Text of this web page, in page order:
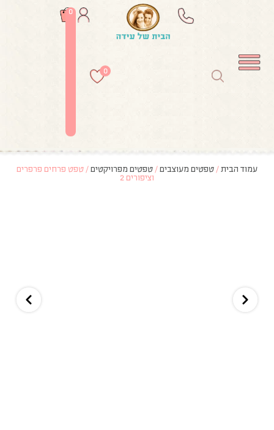
0
0
עמוד הבית/ טפטים מעוצבים/ טפטים מפרויקטים/ טפט פרחים פרפרים
וציפורים 2